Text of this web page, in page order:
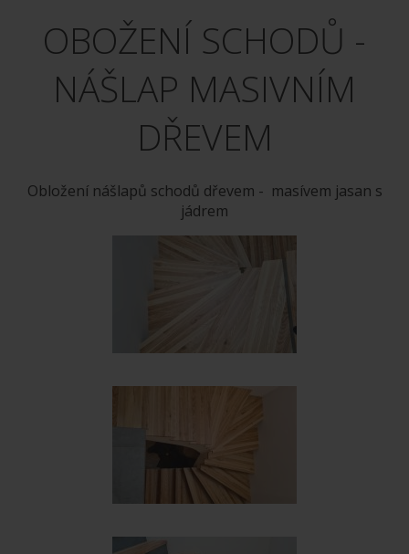
OBOŽENÍ SCHODŮ -
NÁŠLAP MASIVNÍM
DŘEVEM
Obložení nášlapů schodů dřevem - masívem jasan s
jádrem